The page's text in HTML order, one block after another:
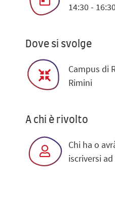
14:30 -
Dove si svolge
Campus di
Rimini
A chi è rivolto
Chi ha o
iscriversi